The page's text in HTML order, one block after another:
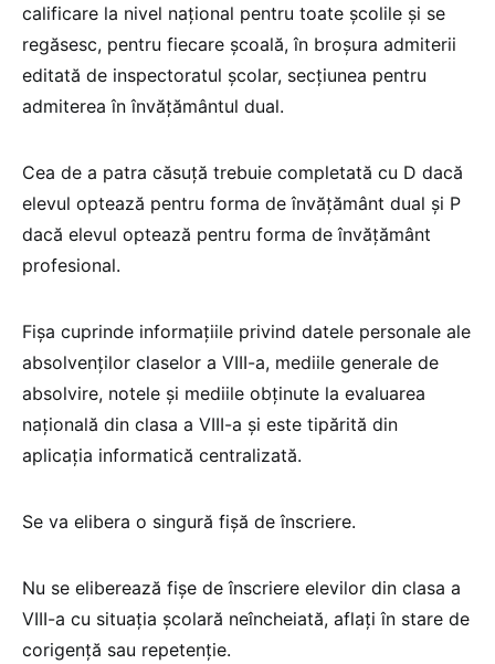
calificare la nivel național pentru toate școlile și se
regăsesc, pentru fiecare școală, în broşura admiterii
editată de inspectoratul şcolar, secțiunea pentru
admiterea în învățământul dual.
Cea de a patra căsuță trebuie completată cu D dacă
elevul optează pentru forma de învățământ dual și P
dacă elevul optează pentru forma de învățământ
profesional.
Fișa cuprinde informațiile privind datele personale ale
absolvenților claselor a VIII-a, mediile generale de
absolvire, notele și mediile obținute la evaluarea
națională din clasa a VIII-a și este tipărită din
aplicația informatică centralizată.
Se va elibera o singură fișă de înscriere.
Nu se eliberează fișe de înscriere elevilor din clasa a
VIII-a cu situația școlară neîncheiată, aflați în stare de
corigență sau repetenție.